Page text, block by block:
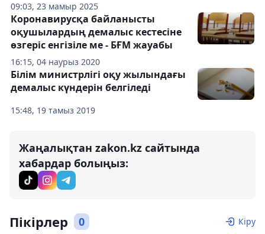
09:03, 23 мамыр 2025
16:15, 04 наурыз 2020
Коронавирусқа байланысты
оқушылардың демалыс кестесіне
өзгеріс енгізіле ме - БҒМ жауабы
15:48, 19 тамыз 2019
Білім министрлігі оқу жылындағы
демалыс күндерін белгіледі
Жаңалықтан zakon.kz сайтында
хабардар болыңыз:
Пікірлер 0 Кіру